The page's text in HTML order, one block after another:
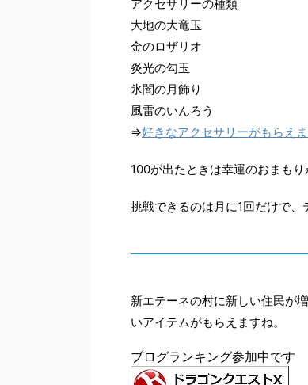
アクセサリーの種類
大地の大竜玉
金のロザリオ
炎光の勾玉
氷闇の月飾り
風雷のいんろう
⇒好きなアクセサリーがもらえ
100が出たときは幸運のおまもり
挑戦できるのは月に1回だけで、
新エテーネの村に新しい住民が
いアイテムがもらえますね。
ブログランキング参加中です